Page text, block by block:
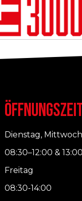
Dienstag,
08:30–12:00 &
Freitag
08:30-14:00